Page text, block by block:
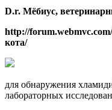
D.r. Мёбиус,
http://
кота/
для обнаружения
лабораторных